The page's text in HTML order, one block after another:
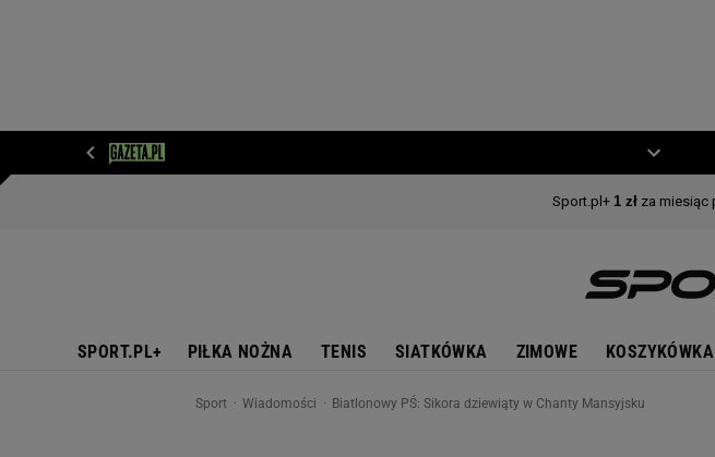
SPORT.PL+ PIŁKA NOŻNA TENIS SIATKÓWKA ZIMOWE KOSZYKÓWKA
Sport Wiadomości Biatlonowy PŚ: Sikora dziewiąty w Chanty Mansyjsku